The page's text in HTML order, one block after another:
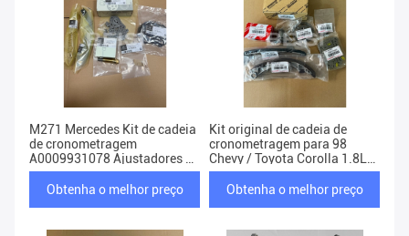
M271 Mercedes Kit de cadeia
de cronometragem
A0009931078 Ajustadores de
eixo de camada
Obtenha o melhor preço
Kit original de cadeia de
cronometragem para 98
Chevy / Toyota Corolla 1.8L
1ZZFE 1350622030
Obtenha o melhor preço